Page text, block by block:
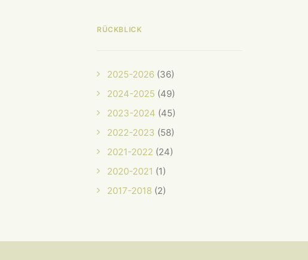
RÜCKBLICK
2025-2026 (36)
2024-2025 (49)
2023-2024 (45)
2022-2023 (58)
2021-2022 (24)
2020-2021 (1)
2017-2018 (2)